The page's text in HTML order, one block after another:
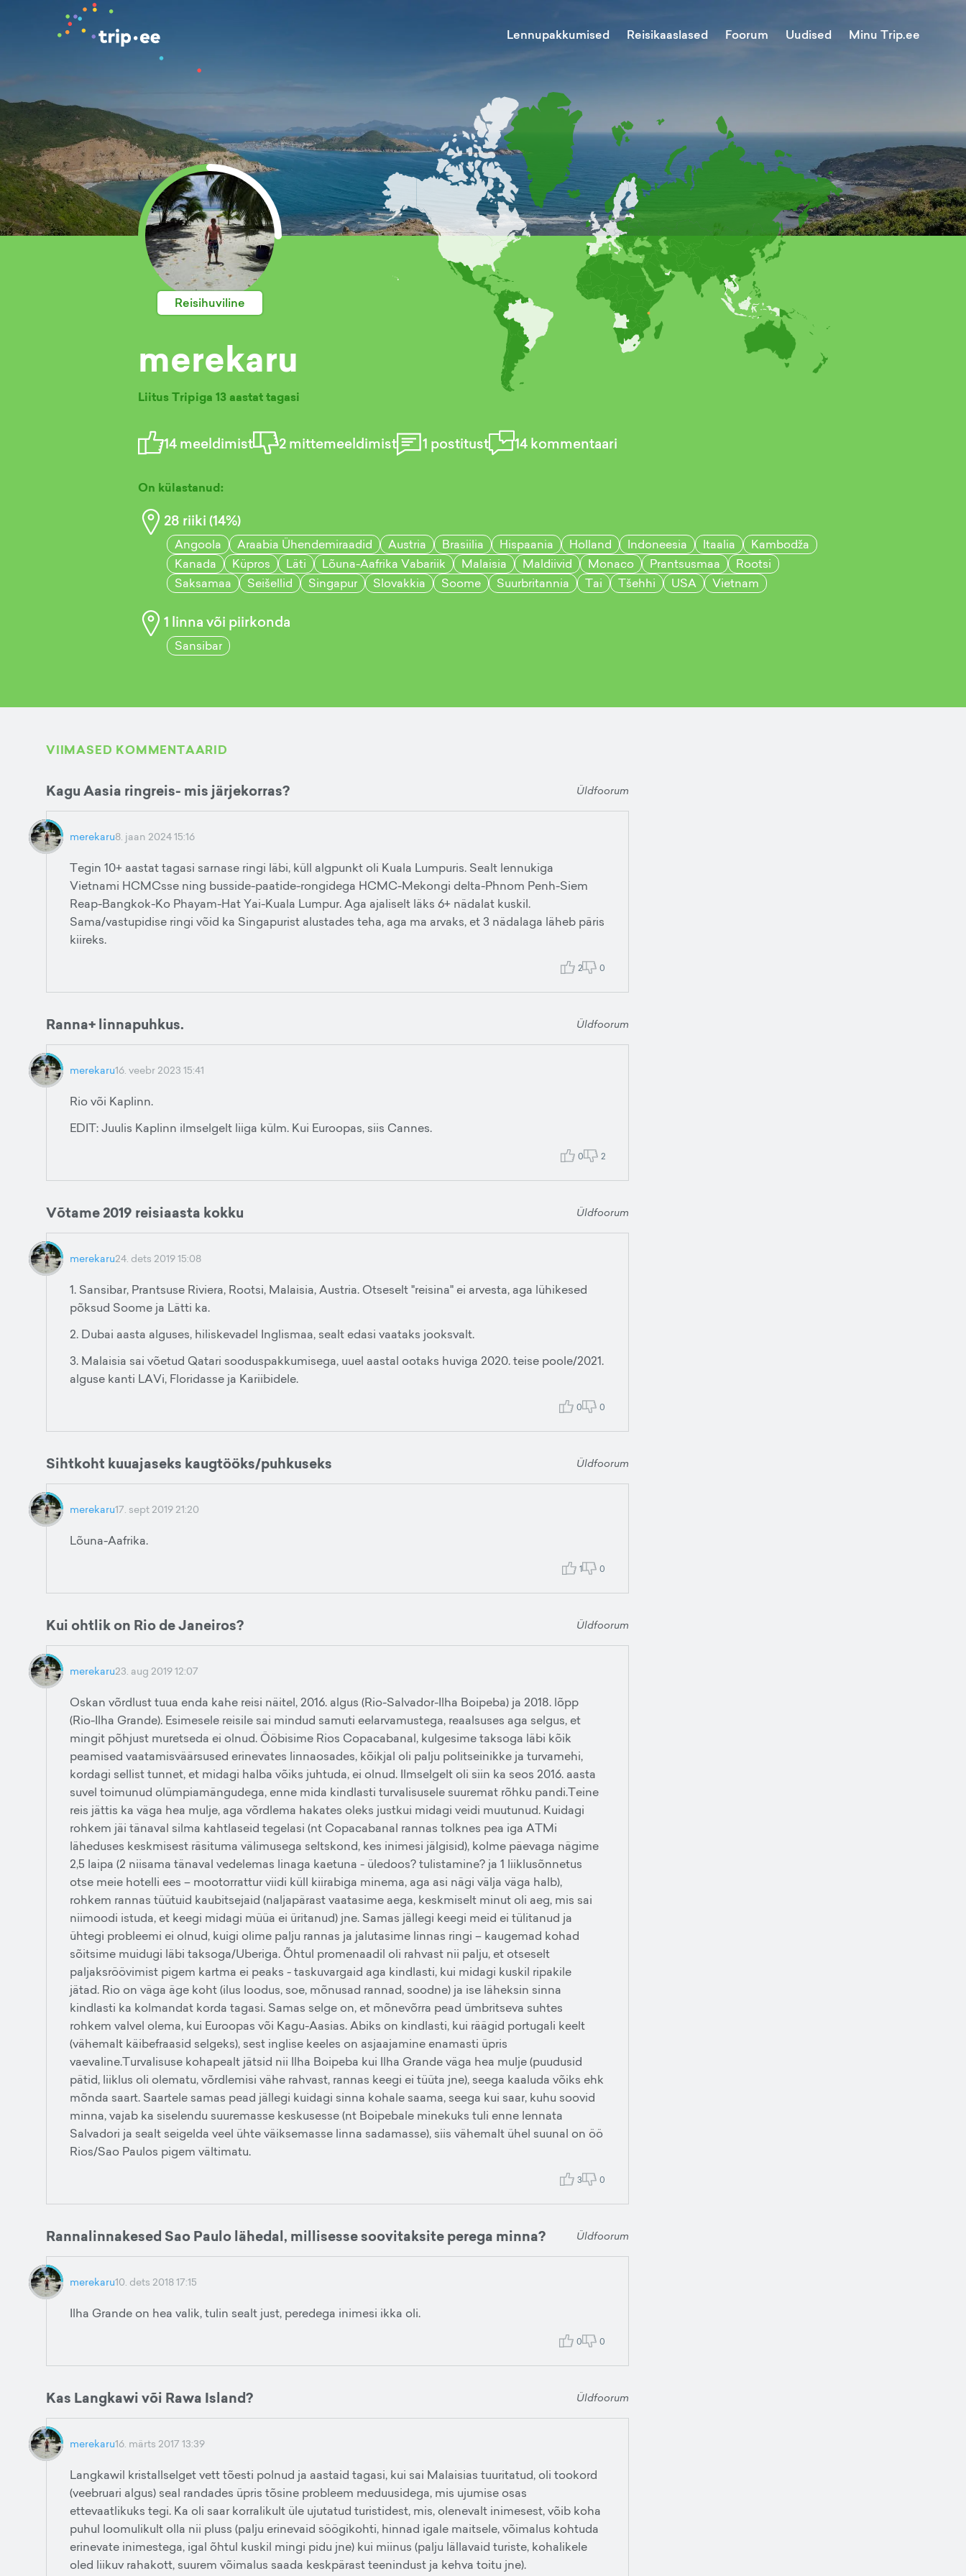
Lennupakkumised Reisikaaslased Foorum Uudised Minu Trip.ee
Reisihuviline
merekaru
Liitus Tripiga 13 aastat tagasi
14meeldimist 2mittemeeldimist 1 postitust 14kommentaari
On külastanud:
28 riiki (14%)
Angoola Araabia Ühendemiraadid Austria Brasiilia Hispaania Holland Indoneesia Itaalia
Kambodža
Kanada
Küpros Läti Lõuna-Aafrika Vabariik Malaisia Maldiivid Monaco Prantsusmaa
Rootsi
Saksamaa
Seišellid Singapur Slovakkia Soome Suurbritannia Tai Tšehhi USA Vietnam
1 linna või piirkonda
Sansibar
VIIMASED KOMMENTAARID
Kagu Aasia ringreis- mis järjekorras? Üldfoorum
merekaru8. jaan 2024 15:16
Tegin 10+ aastat tagasi sarnase ringi läbi, küll algpunkt oli Kuala Lumpuris. Sealt lennukiga
Vietnami HCMCsse ning busside-paatide-rongidega HCMC-Mekongi delta-Phnom Penh-Siem
Reap-Bangkok-Ko Phayam-Hat Yai-Kuala Lumpur. Aga ajaliselt läks 6+ nädalat kuskil.
Sama/vastupidise ringi võid ka Singapurist alustades teha, aga ma arvaks, et 3 nädalaga läheb päris
kiireks.
2 0
Ranna+ linnapuhkus. Üldfoorum
merekaru16. veebr 2023 15:41
Rio või Kaplinn.
EDIT: Juulis Kaplinn ilmselgelt liiga külm. Kui Euroopas, siis Cannes.
0 2
Võtame 2019 reisiaasta kokku Üldfoorum
merekaru24. dets 2019 15:08
1. Sansibar, Prantsuse Riviera, Rootsi, Malaisia, Austria. Otseselt "reisina" ei arvesta, aga lühikesed
põksud Soome ja Lätti ka.
2. Dubai aasta alguses, hiliskevadel Inglismaa, sealt edasi vaataks jooksvalt.
3. Malaisia sai võetud Qatari sooduspakkumisega, uuel aastal ootaks huviga 2020. teise poole/2021.
alguse kanti LAVi, Floridasse ja Kariibidele.
0 0
Sihtkoht kuuajaseks kaugtööks/puhkuseks Üldfoorum
merekaru17. sept 2019 21:20
Lõuna-Aafrika.
1 0
Kui ohtlik on Rio de Janeiros? Üldfoorum
merekaru23. aug 2019 12:07
Oskan võrdlust tuua enda kahe reisi näitel, 2016. algus (Rio-Salvador-Ilha Boipeba) ja 2018. lõpp
(Rio-Ilha Grande). Esimesele reisile sai mindud samuti eelarvamustega, reaalsuses aga selgus, et
mingit põhjust muretseda ei olnud. Ööbisime Rios Copacabanal, kulgesime taksoga läbi kõik
peamised vaatamisväärsused erinevates linnaosades, kõikjal oli palju politseinikke ja turvamehi,
kordagi sellist tunnet, et midagi halba võiks juhtuda, ei olnud. Ilmselgelt oli siin ka seos 2016. aasta
suvel toimunud olümpiamängudega, enne mida kindlasti turvalisusele suuremat rõhku pandi.Teine
reis jättis ka väga hea mulje, aga võrdlema hakates oleks justkui midagi veidi muutunud. Kuidagi
rohkem jäi tänaval silma kahtlaseid tegelasi (nt Copacabanal rannas tolknes pea iga ATMi
läheduses keskmisest räsituma välimusega seltskond, kes inimesi jälgisid), kolme päevaga nägime
2,5 laipa (2 niisama tänaval vedelemas linaga kaetuna - üledoos? tulistamine? ja 1 liiklusõnnetus
otse meie hotelli ees – mootorrattur viidi küll kiirabiga minema, aga asi nägi välja väga halb),
rohkem rannas tüütuid kaubitsejaid (naljapärast vaatasime aega, keskmiselt minut oli aeg, mis sai
niimoodi istuda, et keegi midagi müüa ei üritanud) jne. Samas jällegi keegi meid ei tülitanud ja
ühtegi probleemi ei olnud, kuigi olime palju rannas ja jalutasime linnas ringi – kaugemad kohad
sõitsime muidugi läbi taksoga/Uberiga. Õhtul promenaadil oli rahvast nii palju, et otseselt
paljaksröövimist pigem kartma ei peaks - taskuvargaid aga kindlasti, kui midagi kuskil ripakile
jätad. Rio on väga äge koht (ilus loodus, soe, mõnusad rannad, soodne) ja ise läheksin sinna
kindlasti ka kolmandat korda tagasi. Samas selge on, et mõnevõrra pead ümbritseva suhtes
rohkem valvel olema, kui Euroopas või Kagu-Aasias. Abiks on kindlasti, kui räägid portugali keelt
(vähemalt käibefraasid selgeks), sest inglise keeles on asjaajamine enamasti üpris
vaevaline.Turvalisuse kohapealt jätsid nii Ilha Boipeba kui Ilha Grande väga hea mulje (puudusid
pätid, liiklus oli olematu, võrdlemisi vähe rahvast, rannas keegi ei tüüta jne), seega kaaluda võiks ehk
mõnda saart. Saartele samas pead jällegi kuidagi sinna kohale saama, seega kui saar, kuhu soovid
minna, vajab ka siselendu suuremasse keskusesse (nt Boipebale minekuks tuli enne lennata
Salvadori ja sealt seigelda veel ühte väiksemasse linna sadamasse), siis vähemalt ühel suunal on öö
Rios/Sao Paulos pigem vältimatu.
3 0
Rannalinnakesed Sao Paulo lähedal, millisesse soovitaksite perega minna? Üldfoorum
merekaru10. dets 2018 17:15
Ilha Grande on hea valik, tulin sealt just, peredega inimesi ikka oli.
0 0
Kas Langkawi või Rawa Island? Üldfoorum
merekaru16. märts 2017 13:39
Langkawil kristallselget vett tõesti polnud ja aastaid tagasi, kui sai Malaisias tuuritatud, oli tookord
(veebruari algus) seal randades üpris tõsine probleem meduusidega, mis ujumise osas
ettevaatlikuks tegi. Ka oli saar korralikult üle ujutatud turistidest, mis, olenevalt inimesest, võib koha
puhul loomulikult olla nii pluss (palju erinevaid söögikohti, hinnad igale maitsele, võimalus kohtuda
erinevate inimestega, igal õhtul kuskil mingi pidu jne) kui miinus (palju lällavaid turiste, kohalikele
oled liikuv rahakott, suurem võimalus saada keskpärast teenindust ja kehva toitu jne).